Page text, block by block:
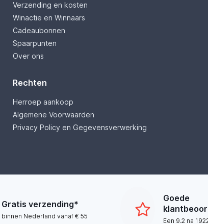
Verzending en kosten
Winactie en Winnaars
Cadeaubonnen
Spaarpunten
Over ons
Rechten
Herroep aankoop
Algemene Voorwaarden
Privacy Policy en Gegevensverwerking
Gratis verzending*
binnen Nederland vanaf € 55
Goede
Een 9.2 na